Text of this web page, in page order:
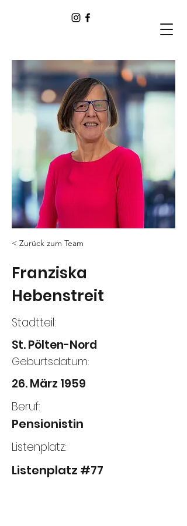
< Zurück zum Team
Franziska
Hebenstreit
Stadtteil:
St. Pölten-Nord
Geburtsdatum:
26. März 1959
Beruf:
Pensionistin
Listenplatz:
Listenplatz #77